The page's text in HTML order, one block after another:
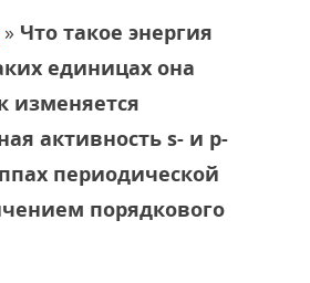
» Что такое энергия
единицах она
изменяется
активность s- и p-
периодической
порядкового